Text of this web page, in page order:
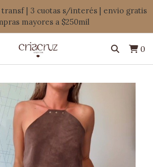
transf | 3 cuotas s/interés | envio gratis
mayores a $250mil
0